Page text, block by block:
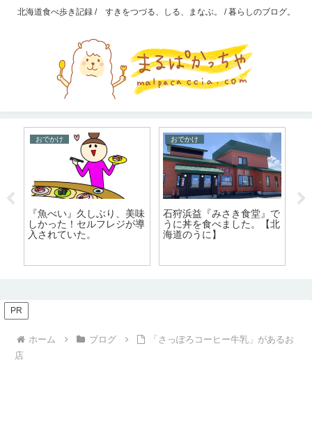
北海道食べ歩き記録 / すきをつづる、しる、まなぶ。 / 暮らしのブログ。
おでかけ
『魚べい』久しぶり、美味
しかった！セルフレジが導
入されていた。
おでかけ
石狩浜益『みさき食堂』で
うに丼を食べました。【北
海道のうに】
PR
ホーム ブログ
「さっぽろコーヒー牛乳」があるお
店